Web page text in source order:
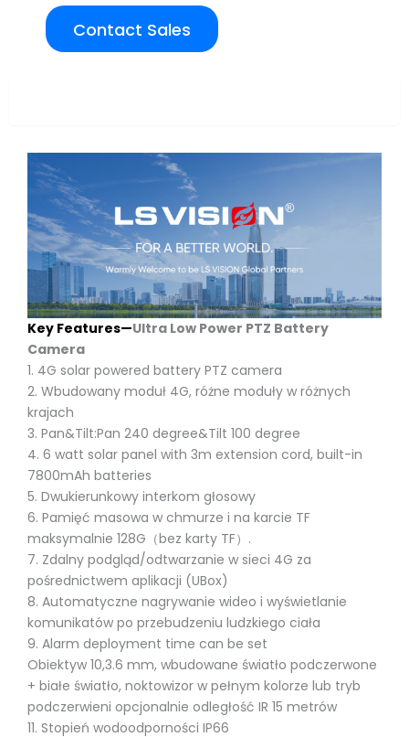
Contact Sales
Key Features—Ultra Low Power PTZ Battery
Camera
1. 4G solar powered battery PTZ camera
2. Wbudowany moduł 4G, różne moduły w różnych
krajach
3. Pan&Tilt:Pan 240 degree&Tilt 100 degree
4. 6 watt solar panel with 3m extension cord, built-in
7800mAh batteries
5. Dwukierunkowy interkom głosowy
6. Pamięć masowa w chmurze i na karcie TF
maksymalnie 128G（bez karty TF）.
7. Zdalny podgląd/odtwarzanie w sieci 4G za
pośrednictwem aplikacji (UBox)
8. Automatyczne nagrywanie wideo i wyświetlanie
komunikatów po przebudzeniu ludzkiego ciała
9. Alarm deployment time can be set
Obiektyw 10,3.6 mm, wbudowane światło podczerwone
+ białe światło, noktowizor w pełnym kolorze lub tryb
podczerwieni opcjonalnie odległość IR 15 metrów
11. Stopień wodoodporności IP66